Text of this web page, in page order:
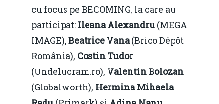
cu focus pe BECOMING, la care au
participat: Ileana Alexandru (MEGA
IMAGE), Beatrice Vana(Brico Dépôt
România), Costin Tudor
(Undelucram.ro), Valentin Bolozan
(Globalworth), Hermina Mihaela